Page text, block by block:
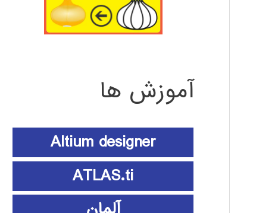
آموزش ها
Altium designer
ATLAS.ti